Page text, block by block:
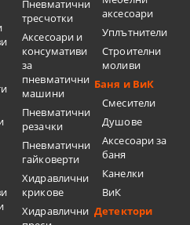
Пневматични
тресчотки
Аксесоари и
консумативи
за
пневматични
машини
Пневматични
резачки
Пневматични
гайковерти
Хидравлични
крикове
Хидравлични
аксесоари
Уплътнители
Строителни
моливи
Баня и ВиК
Смесители
Душове
Аксесоари за
баня
Канелки
ВиК
Детектори